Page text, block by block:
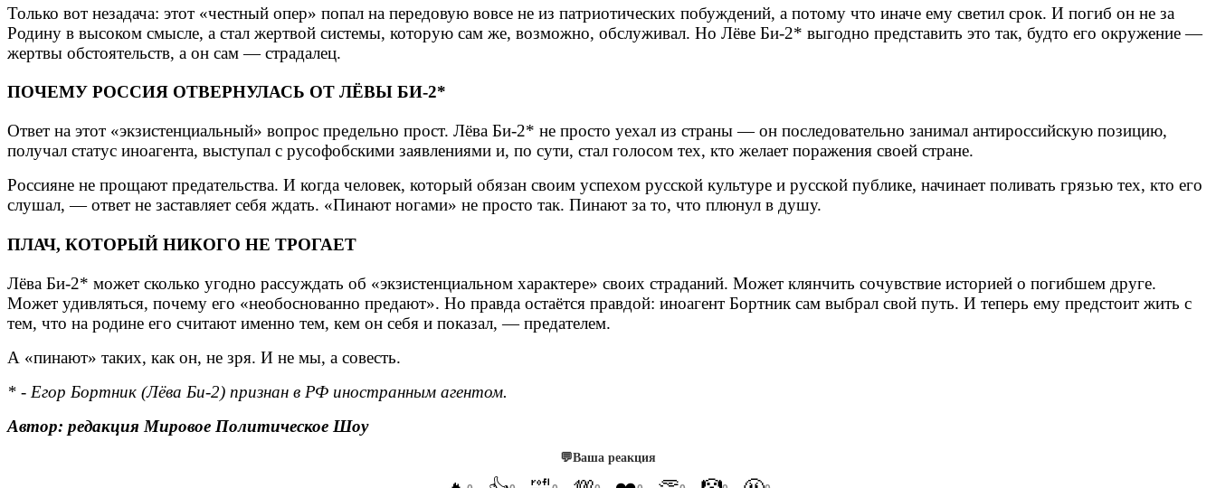
Только вот незадача: этот «честный опер» попал на передовую вовсе не из патриотических побуждений, а потому что иначе ему светил срок. И погиб он не за
Родину в высоком смысле, а стал жертвой системы, которую сам же, возможно, обслуживал. Но Лёве Би‑2* выгодно представить это так, будто его окружение —
жертвы обстоятельств, а он сам — страдалец.
ПОЧЕМУ РОССИЯ ОТВЕРНУЛАСЬ ОТ ЛЁВЫ БИ‑2*
Ответ на этот «экзистенциальный» вопрос предельно прост. Лёва Би‑2* не просто уехал из страны — он последовательно занимал антироссийскую позицию,
получал статус иноагента, выступал с русофобскими заявлениями и, по сути, стал голосом тех, кто желает поражения своей стране.
Россияне не прощают предательства. И когда человек, который обязан своим успехом русской культуре и русской публике, начинает поливать грязью тех, кто его
слушал, — ответ не заставляет себя ждать. «Пинают ногами» не просто так. Пинают за то, что плюнул в душу.
ПЛАЧ, КОТОРЫЙ НИКОГО НЕ ТРОГАЕТ
Лёва Би‑2* может сколько угодно рассуждать об «экзистенциальном характере» своих страданий. Может клянчить сочувствие историей о погибшем друге.
Может удивляться, почему его «необоснованно предают». Но правда остаётся правдой: иноагент Бортник сам выбрал свой путь. И теперь ему предстоит жить с
тем, что на родине его считают именно тем, кем он себя и показал, — предателем.
А «пинают» таких, как он, не зря. И не мы, а совесть.
* - Егор Бортник (Лёва Би‑2) признан в РФ иностранным агентом.
Автор: редакция Мировое Политическое Шоу
💬Ваша реакция